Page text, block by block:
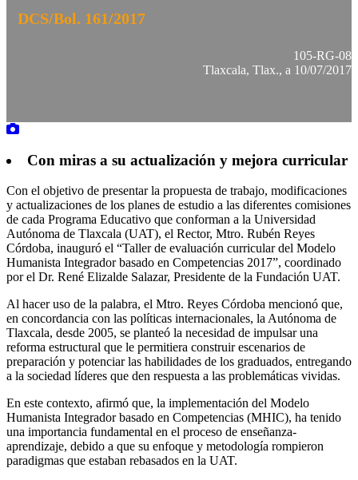
DCS/Bol. 161/2017
105-RG-08
Tlaxcala, Tlax., a 10/07/2017
Con miras a su actualización y mejora curricular
Con el objetivo de presentar la propuesta de trabajo, modificaciones
y actualizaciones de los planes de estudio a las diferentes comisiones
de cada Programa Educativo que conforman a la Universidad
Autónoma de Tlaxcala (UAT), el Rector, Mtro. Rubén Reyes
Córdoba, inauguró el “Taller de evaluación curricular del Modelo
Humanista Integrador basado en Competencias 2017”, coordinado
por el Dr. René Elizalde Salazar, Presidente de la Fundación UAT.
Al hacer uso de la palabra, el Mtro. Reyes Córdoba mencionó que,
en concordancia con las políticas internacionales, la Autónoma de
Tlaxcala, desde 2005, se planteó la necesidad de impulsar una
reforma estructural que le permitiera construir escenarios de
preparación y potenciar las habilidades de los graduados, entregando
a la sociedad líderes que den respuesta a las problemáticas vividas.
En este contexto, afirmó que, la implementación del Modelo
Humanista Integrador basado en Competencias (MHIC), ha tenido
una importancia fundamental en el proceso de enseñanza-
aprendizaje, debido a que su enfoque y metodología rompieron
paradigmas que estaban rebasados en la UAT.